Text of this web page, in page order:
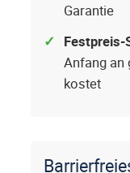
Garantie
Festpreis-
Anfang an
kostet